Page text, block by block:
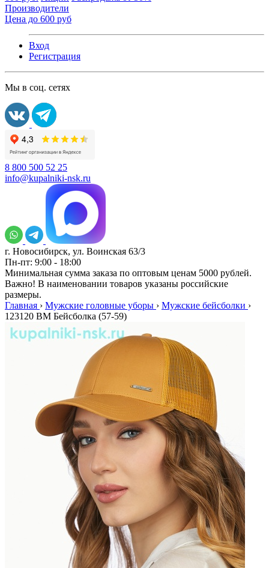
Производители
Цена до 600 руб
Вход
Регистрация
Мы в соц. сетях
8 800 500 52 25
info@kupalniki-nsk.ru
г. Новосибирск, ул. Воинская 63/3
Пн-пт: 9:00 - 18:00
Минимальная сумма заказа по оптовым ценам 5000 рублей.
Важно! В наименовании товаров указаны российские
размеры.
Главная › Мужские головные уборы › Мужские бейсболки ›
123120 BM Бейсболка (57-59)